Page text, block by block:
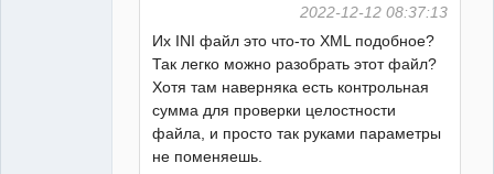
2022-12-12 08:37:13
Их INI файл это что-то XML подобное?
Так легко можно разобрать этот файл?
Хотя там наверняка есть контрольная
сумма для проверки целостности
файла, и просто так руками параметры
не поменяешь.